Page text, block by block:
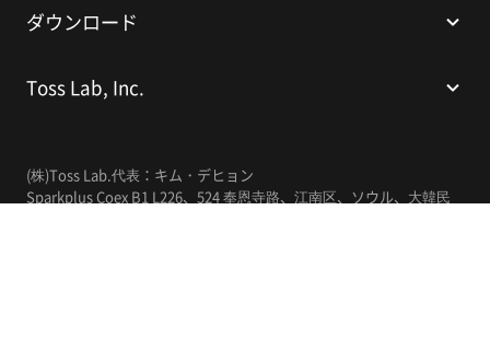
ダウンロード
Toss Lab, Inc.
(株)Toss Lab.代表：キム・デヒョン
Sparkplus Coex B1 L226、524 奉恩寺路、江南区、ソウル、大韓民